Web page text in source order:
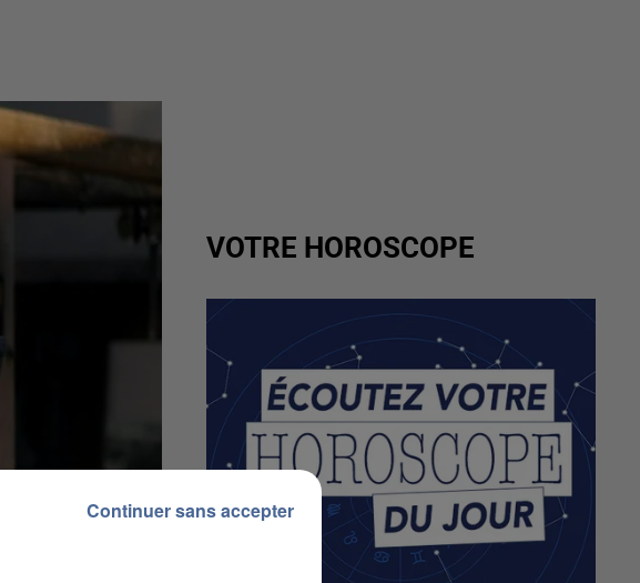
VOTRE HOROSCOPE
Continuer sans accepter